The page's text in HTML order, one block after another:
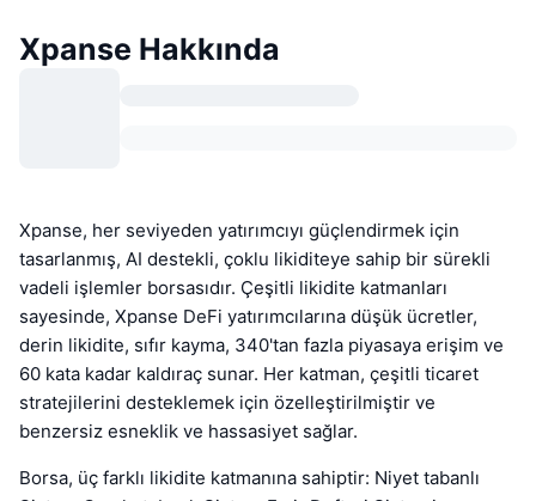
Xpanse Hakkında
Xpanse, her seviyeden yatırımcıyı güçlendirmek için
tasarlanmış, AI destekli, çoklu likiditeye sahip bir sürekli
vadeli işlemler borsasıdır. Çeşitli likidite katmanları
sayesinde, Xpanse DeFi yatırımcılarına düşük ücretler,
derin likidite, sıfır kayma, 340'tan fazla piyasaya erişim ve
60 kata kadar kaldıraç sunar. Her katman, çeşitli ticaret
stratejilerini desteklemek için özelleştirilmiştir ve
benzersiz esneklik ve hassasiyet sağlar.
Borsa, üç farklı likidite katmanına sahiptir: Niyet tabanlı